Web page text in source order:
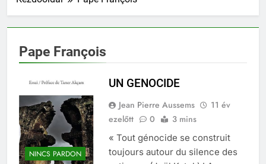
Pape François
NINCS PARDON
UN GENOCIDE
Jean Pierre Aussems
11 év
ezelőtt
0 3 mins
« Tout génocide se construit
toujours autour du silence des